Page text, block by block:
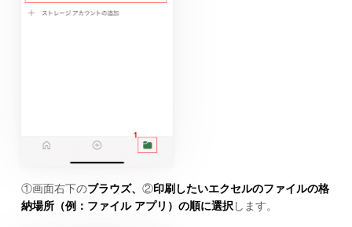
①画面右下のブラウズ、 ②印刷したいエクセルのファイルの格
納場所（例：ファイル アプリ）の順に選択 します。